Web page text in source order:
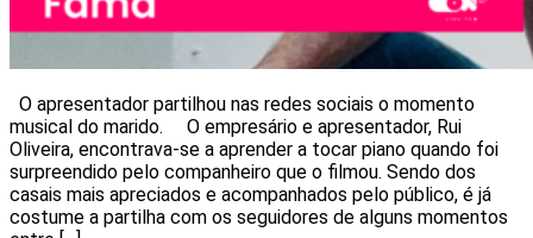
O apresentador partilhou nas redes sociais o momento
musical do marido. O empresário e apresentador, Rui
Oliveira, encontrava-se a aprender a tocar piano quando foi
surpreendido pelo companheiro que o filmou. Sendo dos
casais mais apreciados e acompanhados pelo público, é já
costume a partilha com os seguidores de alguns momentos